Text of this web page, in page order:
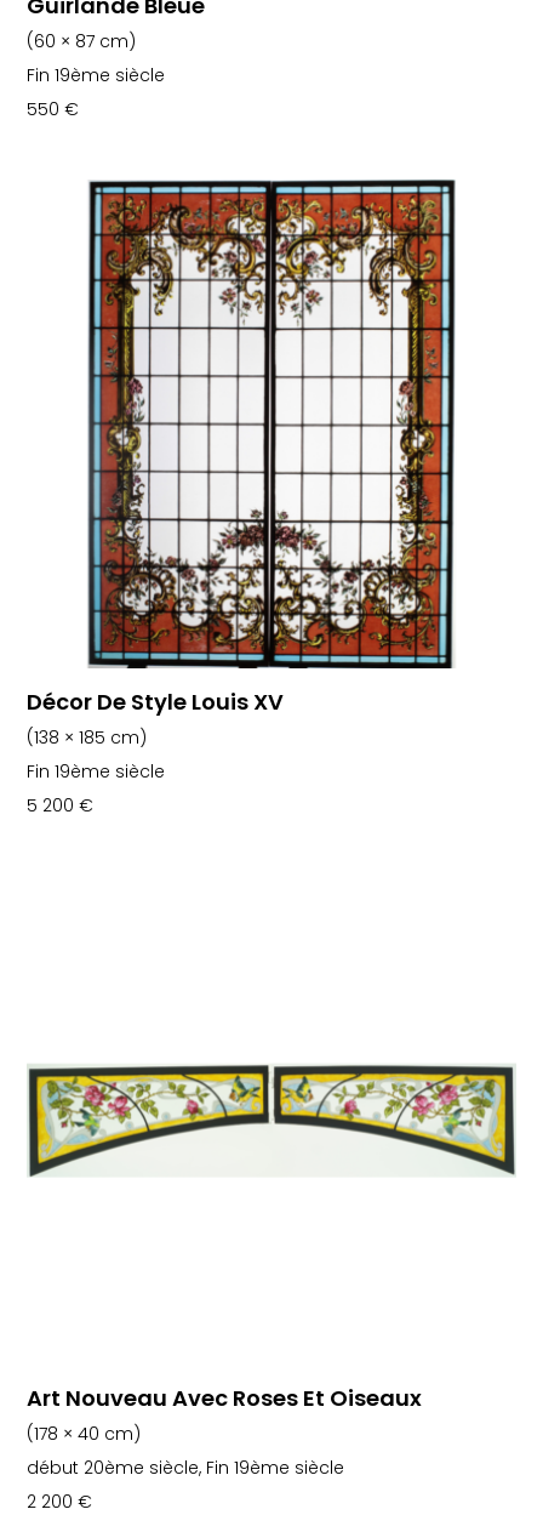
(60 × 87 cm)
Fin 19ème siècle
550€
Décor De Style Louis XV
(138 × 185 cm)
Fin 19ème siècle
5 200€
Art Nouveau Avec Roses Et Oiseaux
(178 × 40 cm)
début 20ème siècle, Fin 19ème siècle
2 200€